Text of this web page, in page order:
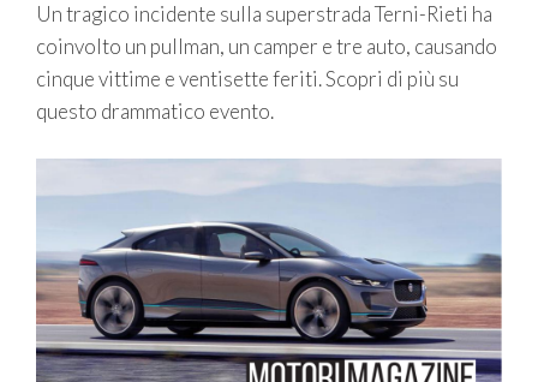
Un tragico incidente sulla superstrada Terni-Rieti ha
coinvolto un pullman, un camper e tre auto, causando
cinque vittime e ventisette feriti. Scopri di più su
questo drammatico evento.